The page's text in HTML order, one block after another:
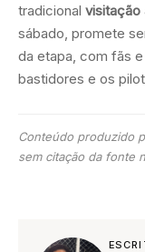
tradicional visitação
sábado, promete
da etapa, com fãs
bastidores e os
Conteúdo produzido
sem citação da fonte